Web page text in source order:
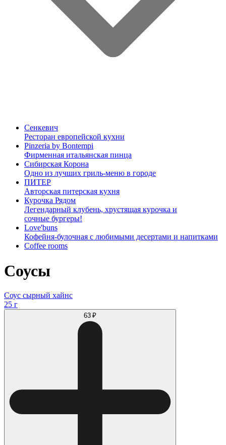
Сенкевич
Ресторан европейской кухни
Pinzeria by Bontempi
Фирменная итальянская пинца
Сибирская Корона
Одно из лучших гриль-меню в городе
ПИТЕР
Авторская питерская кухня
Курочка Рядом
Легендарный клубень, хрустящая курочка и
сочные бургеры!
Love'buns
Кофейня-булочная с любимыми десертами и напитками
Coffee rooms
Соусы
Соус сырный хайнс
25 г
63 ₽